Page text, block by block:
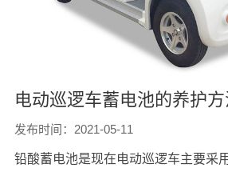
电动巡逻车蓄电池的养护方
发布时间：2021-05-11
铅酸蓄电池是现在电动巡逻车主要采